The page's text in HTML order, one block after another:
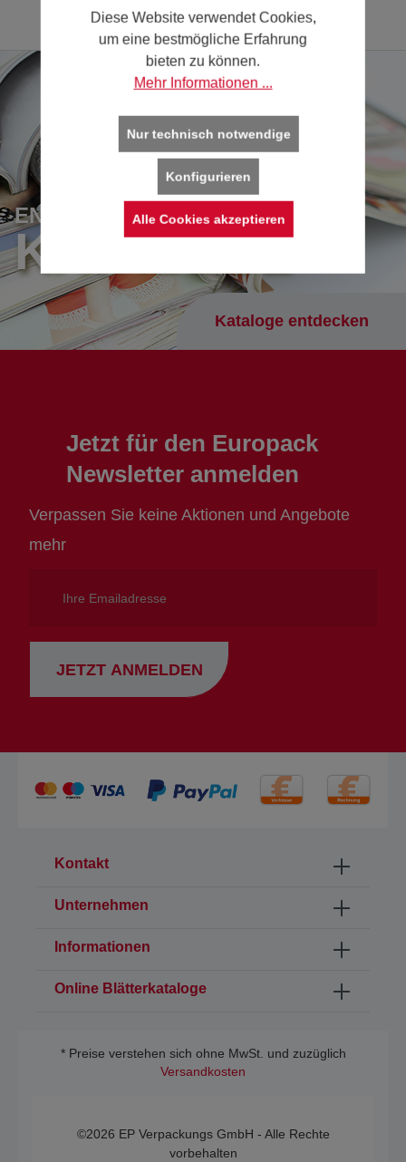
ENTDECKEN SIE UNSERE
KATALOGE
Kataloge entdecken
Jetzt für den Europack
Newsletter anmelden
Verpassen Sie keine Aktionen und Angebote
mehr
Emailadresse
JETZT ANMELDEN
Kontakt
Unternehmen
Informationen
Online Blätterkataloge
* Preise verstehen sich ohne MwSt. und zuzüglich
Versandkosten
©2026 EP Verpackungs GmbH - Alle Rechte
vorbehalten
Diese Website verwendet Cookies,
um eine bestmögliche Erfahrung
bieten zu können.
Mehr Informationen ...
Nur technisch notwendige
Konfigurieren
Alle Cookies akzeptieren